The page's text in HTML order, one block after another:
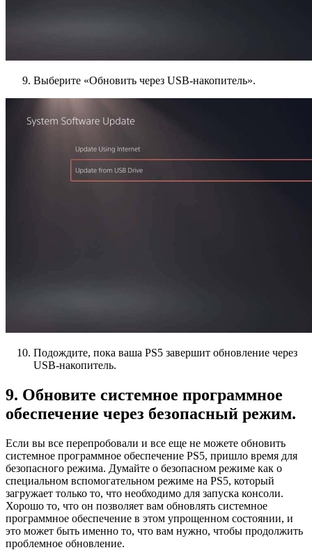
Выберите «Обновить через USB-накопитель».
Подождите, пока ваша PS5 завершит обновление через
USB-накопитель.
9. Обновите системное программное
обеспечение через безопасный режим.
Если вы все перепробовали и все еще не можете обновить
системное программное обеспечение PS5, пришло время для
безопасного режима. Думайте о безопасном режиме как о
специальном вспомогательном режиме на PS5, который
загружает только то, что необходимо для запуска консоли.
Хорошо то, что он позволяет вам обновлять системное
программное обеспечение в этом упрощенном состоянии, и
это может быть именно то, что вам нужно, чтобы продолжить
проблемное обновление.